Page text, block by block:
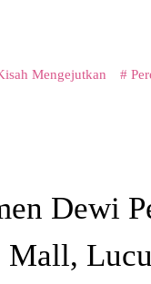
Mengejutkan #
Dewi